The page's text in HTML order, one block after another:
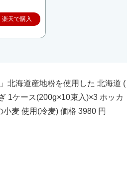
楽天で購入
北海道産地粉を使用した 北海道 (
1ケース(200g×10束入)×3 ホッカ
小麦 使用(冷麦) 価格 3980 円